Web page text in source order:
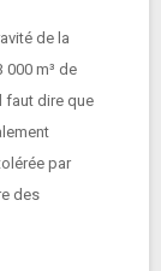
de la
000 m³ de
faut dire que
par
des